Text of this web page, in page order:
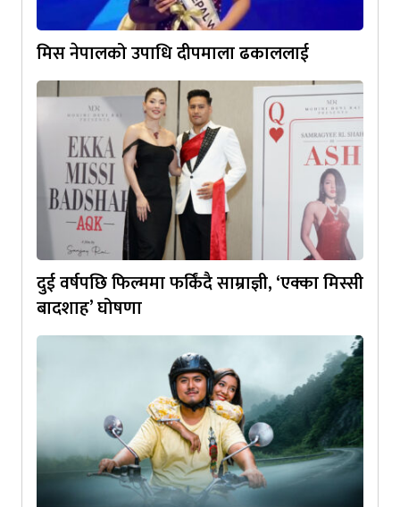
मिस नेपालको उपाधि दीपमाला ढकाललाई
दुई वर्षपछि फिल्ममा फर्किंदै साम्राज्ञी, ‘एक्का मिस्सी
बादशाह’ घोषणा